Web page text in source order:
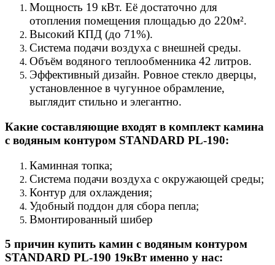
Мощность 19 кВт. Её достаточно для
отопления помещения площадью до 220м².
Высокий КПД (до 71%).
Система подачи воздуха с внешней среды.
Объём водяного теплообменника 42 литров.
Эффективный дизайн. Ровное стекло дверцы,
установленное в чугунное обрамление,
выглядит стильно и элегантно.
Какие составляющие входят в комплект камина
с водяным контуром STANDARD PL-190:
Каминная топка;
Система подачи воздуха с окружающей среды;
Контур для охлаждения;
Удобный поддон для сбора пепла;
Вмонтированный шибер
5 причин купить камин с водяным контуром
STANDARD PL-190 19кВт именно у нас: